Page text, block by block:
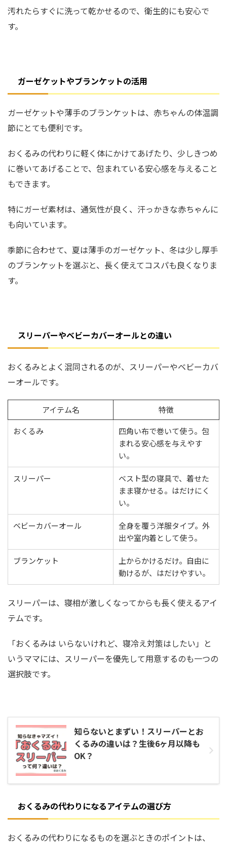
汚れたらすぐに洗って乾かせるので、衛生的にも安心で
す。
ガーゼケットやブランケットの活用
ガーゼケットや薄手のブランケットは、赤ちゃんの体温調
節にとても便利です。
おくるみの代わりに軽く体にかけてあげたり、少しきつめ
に巻いてあげることで、包まれている安心感を与えること
もできます。
特にガーゼ素材は、通気性が良く、汗っかきな赤ちゃんに
も向いています。
季節に合わせて、夏は薄手のガーゼケット、冬は少し厚手
のブランケットを選ぶと、長く使えてコスパも良くなりま
す。
スリーパーやベビーカバーオールとの違い
おくるみとよく混同されるのが、スリーパーやベビーカバ
ーオールです。
アイテム名
特徴
おくるみ
四角い布で巻いて使う。包
まれる安心感を与えやす
い。
スリーパー
ベスト型の寝具で、着せた
まま寝かせる。はだけにく
い。
ベビーカバーオール
全身を覆う洋服タイプ。外
出や室内着として使う。
ブランケット
上からかけるだけ。自由に
動けるが、はだけやすい。
スリーパーは、寝相が激しくなってからも長く使えるアイ
テムです。
「おくるみは いらないけれど、寝冷え対策はしたい」と
いうママには、スリーパーを優先して用意するのも一つの
選択肢です。
知らないとまずい！スリーパーとお
くるみの違いは？生後6ヶ月以降も
OK？
おくるみの代わりになるアイテムの選び方
おくるみの代わりになるものを選ぶときのポイントは、